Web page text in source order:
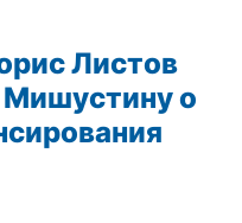
Листов
о